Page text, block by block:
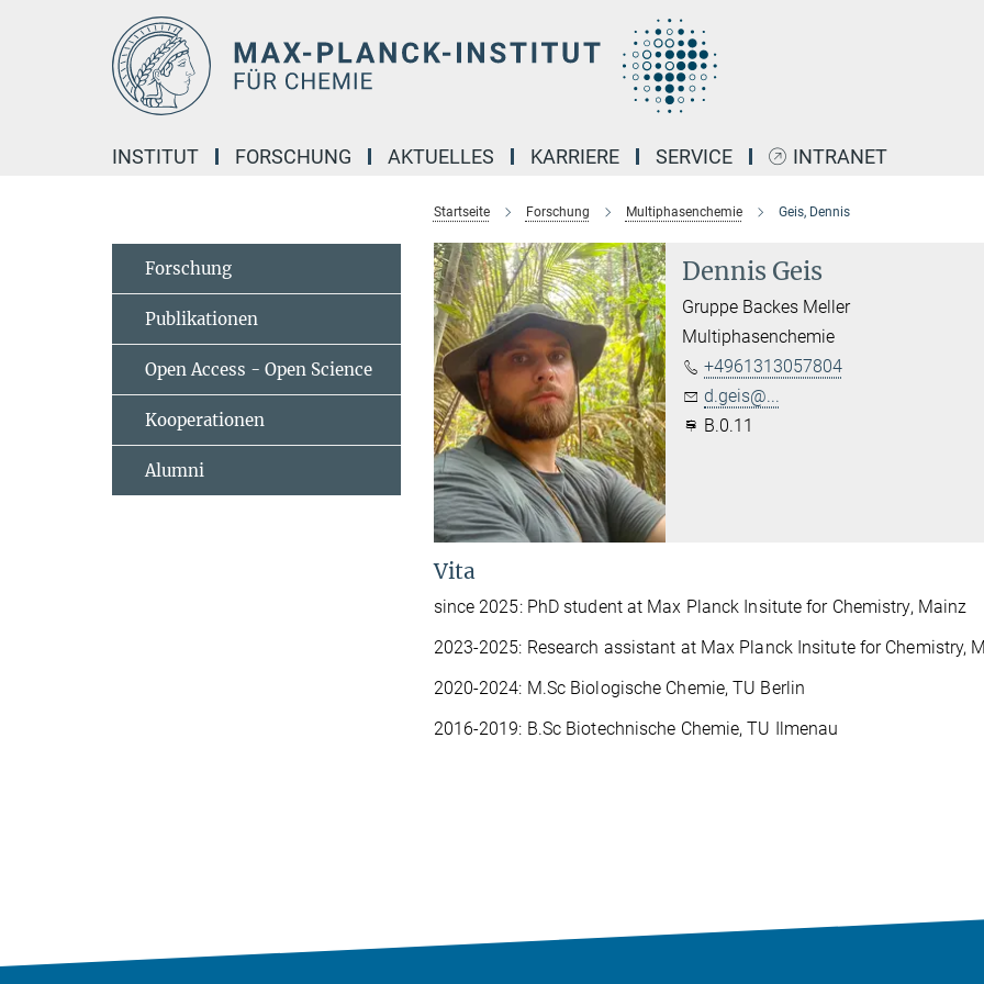
INSTITUT FORSCHUNG AKTUELLES KARRIERE SERVICE INTRANET
Startseite Forschung Multiphasenchemie Geis, Dennis
Dennis Geis
Gruppe Backes Meller
Multiphasenchemie
+4961313057804
d.geis@...
B.0.11
Vita
since 2025: PhD student at Max Planck Insitute for Chemistry, Mainz
2023-2025: Research assistant at Max Planck Insitute for Chemistry,
2020-2024: M.Sc Biologische Chemie, TU Berlin
2016-2019: B.Sc Biotechnische Chemie, TU Ilmenau
Forschung
Publikationen
Open Access - Open Science
Kooperationen
Alumni